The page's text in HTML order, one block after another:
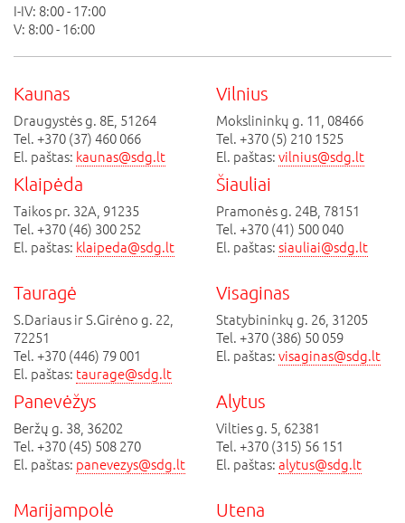
I-IV: 8:00 - 17:00
V: 8:00 - 16:00
Kaunas
Draugystės g. 8E, 51264
Tel. +370 (37) 460 066
El. paštas: kaunas@sdg.lt
Vilnius
Mokslininkų g. 11, 08466
Tel. +370 (5) 210 1525
El. paštas:vilnius@sdg.lt
Klaipėda
Taikos pr. 32A, 91235
Tel. +370 (46) 300 252
El. paštas: klaipeda@sdg.lt
Šiauliai
Pramonės g. 24B, 78151
Tel. +370 (41) 500 040
El. paštas:siauliai@sdg.lt
Tauragė
S.Dariaus ir S.Girėno g. 22,
72251
Tel. +370 (446) 79 001
El. paštas: taurage@sdg.lt
Visaginas
Statybininkų g. 26, 31205
Tel. +370 (386) 50 059
El. paštas:visaginas@sdg.lt
Panevėžys
Beržų g. 38, 36202
Tel. +370 (45) 508 270
El. paštas: panevezys@sdg.lt
Alytus
Vilties g. 5, 62381
Tel. +370 (315) 56 151
El. paštas:alytus@sdg.lt
Marijampolė Utena